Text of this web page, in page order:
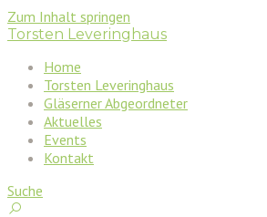
Zum Inhalt springen
Torsten Leveringhaus
Home
Torsten Leveringhaus
Gläserner Abgeordneter
Aktuelles
Events
Kontakt
Suche